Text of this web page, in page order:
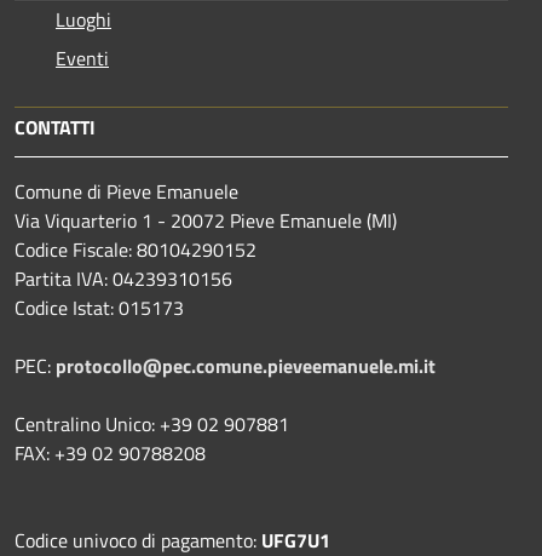
Luoghi
Eventi
CONTATTI
Comune di Pieve Emanuele
Via Viquarterio 1 - 20072 Pieve Emanuele (MI)
Codice Fiscale: 80104290152
Partita IVA: 04239310156
Codice Istat: 015173
PEC: protocollo@pec.comune.pieveemanuele.mi.it
Centralino Unico: +39 02 907881
FAX: +39 02 90788208
Codice univoco di pagamento: UFG7U1